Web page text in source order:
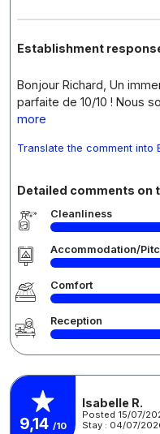
Establishment
Bonjour Richard, Un
parfaite de 10/10 ! Nous
more
Translate the comment into
Detailed comments on
Cleanliness
Accommodation/
Comfort
Reception
9,14 /10
Isabelle R.
Posted 15/07/
Stay : 04/07/